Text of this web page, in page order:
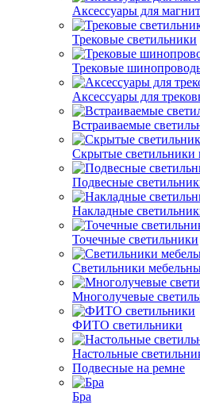
Аксессуары для
Трековые светильники
Трековые
Аксессуары для
Встраиваемые
Скрытые светильники
Подвесные
Накладные
Точечные светильники
Светильники
Многолучевые
ФИТО светильники
Настольные
Подвесные на ремне
Бра